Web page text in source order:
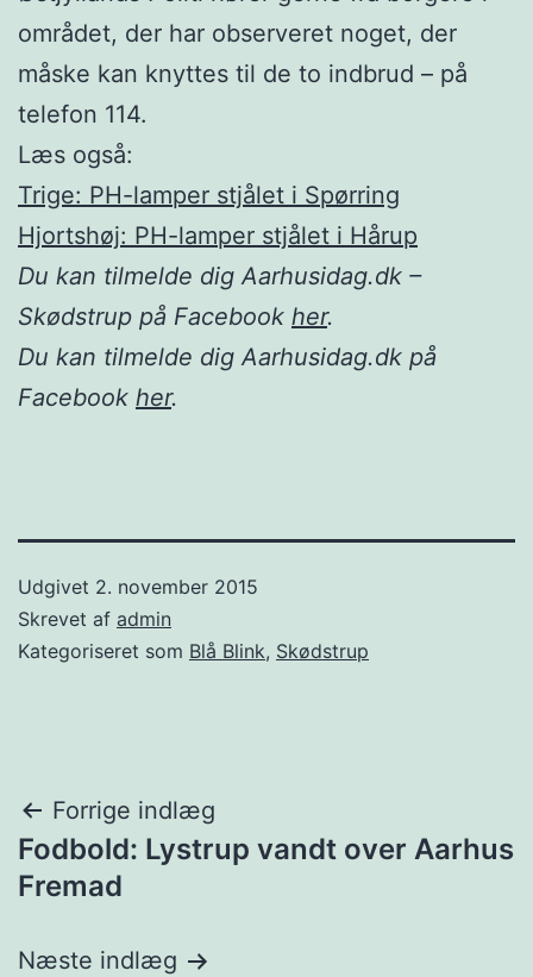
området, der har observeret noget, der
måske kan knyttes til de to indbrud – på
telefon 114.
Læs også:
Trige: PH-lamper stjålet i Spørring
Hjortshøj: PH-lamper stjålet i Hårup
Du kan tilmelde dig Aarhusidag.dk –
Skødstrup på Facebook her.
Du kan tilmelde dig Aarhusidag.dk på
Facebook her.
Udgivet 2. november 2015
Skrevet af admin
Kategoriseret som Blå Blink, Skødstrup
Indlægsnavigation
Forrige indlæg
Fodbold: Lystrup vandt over Aarhus
Fremad
Næste indlæg